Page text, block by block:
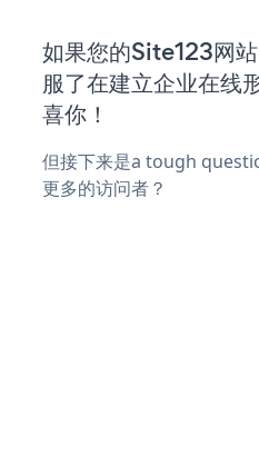
如果您的Site123网
服了在建立企业在线
喜你！
但接下来是a tough
更多的访问者？